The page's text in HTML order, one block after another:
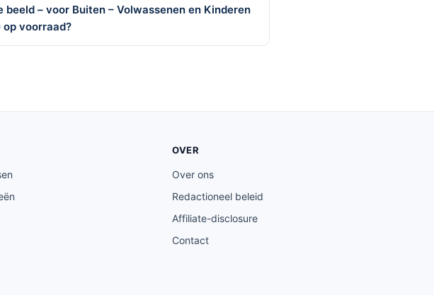
beeld – voor Buiten – Volwassenen en Kinderen
op voorraad?
OVER
Over ons
Redactioneel beleid
Affiliate-disclosure
Contact